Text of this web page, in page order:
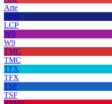
Arte
LCP
LCP
W9
W9
TMC
TMC
TFX
TFX
TSF
TSF